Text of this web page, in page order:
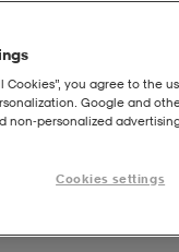
Cookies”, you agree to the
Google and
non‑personalized
Cookies settings